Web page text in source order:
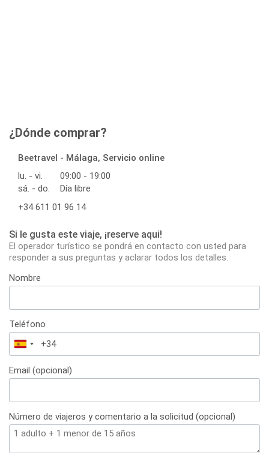
¿Dónde comprar?
Beetravel - Málaga, Servicio online
lu. - vi.
09:00 - 19:00
sá. - do.
Día libre
+34 611 01 96 14
Si le gusta este viaje, ¡reserve aqui!
El operador turístico se pondrá en contacto con usted para
responder a sus preguntas y aclarar todos los detalles.
Nombre
Teléfono
España
+34
Email (opcional)
Número de viajeros y comentario a la solicitud (opcional)